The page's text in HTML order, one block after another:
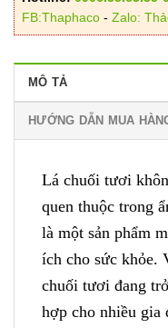
FB:Thaphaco - Zalo:
MÔ TẢ
HƯỚNG DẪN MUA
Lá chuối tươi
quen thuộc trong
là một sản phẩm
ích cho sức khỏe.
chuối tươi đang
hợp cho nhiều gia